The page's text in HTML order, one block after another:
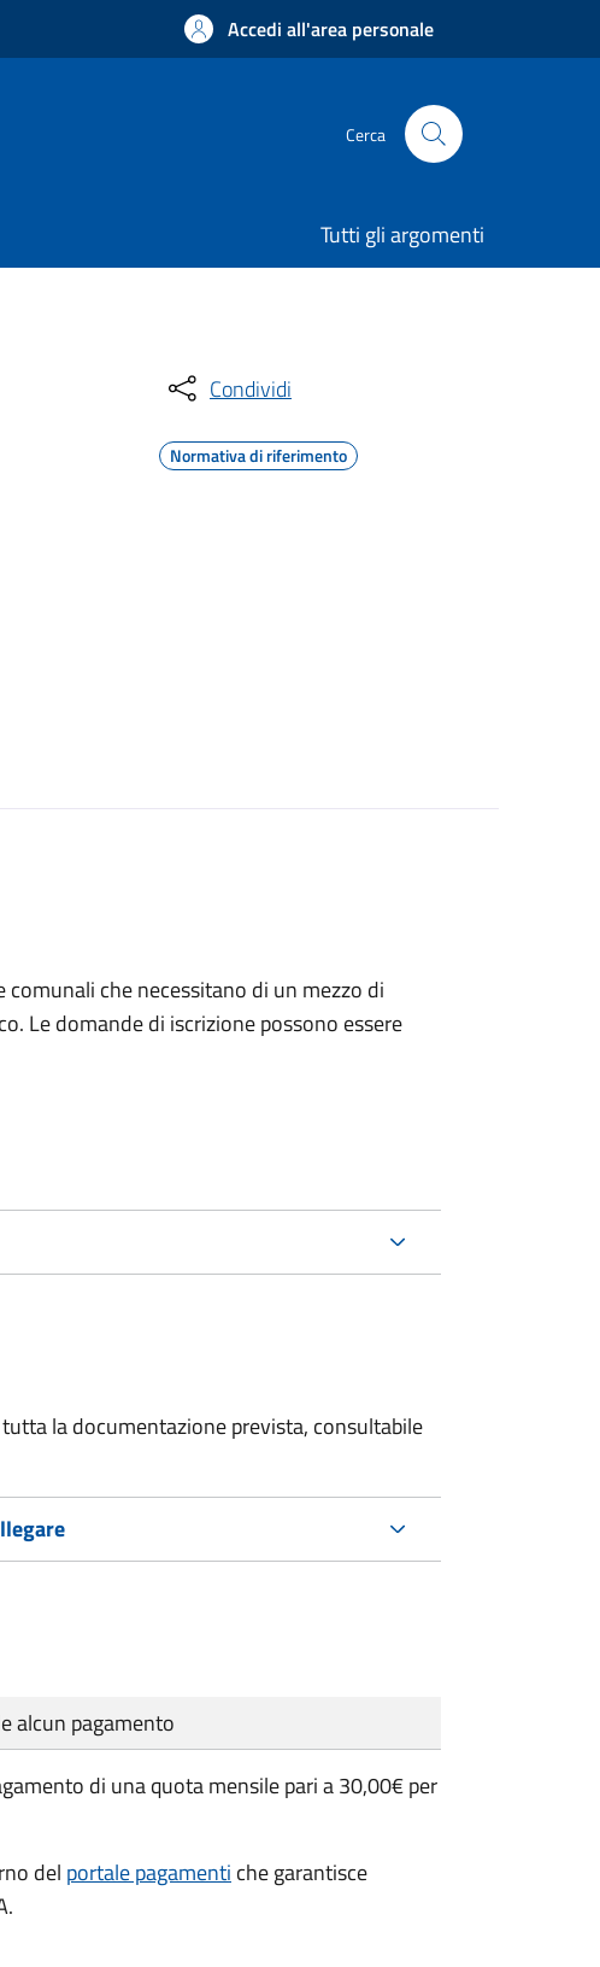
Accedi all'area personale
Cerca
Tutti gli argomenti
Condividi
Normativa di riferimento
che necessitano di un mezzo di
Le domande di iscrizione possono essere
la documentazione prevista, consultabile
alcun pagamento
di una quota mensile pari a 30,00€ per
del portale pagamenti che garantisce